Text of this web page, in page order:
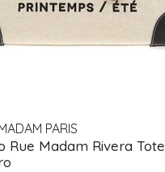
PARIS
Rue Madam Rivera Tote